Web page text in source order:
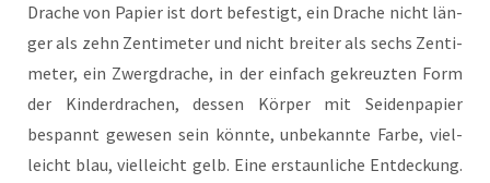
Dra­che von Papier ist dort befes­tigt, ein Dra­che nicht län­
ger als zehn Zen­ti­me­ter und nicht brei­ter als sechs Zen­ti­
me­ter, ein Zwerg­dra­che, in der ein­fach gekreuz­ten Form
der Kin­der­dra­chen, des­sen Kör­per mit Sei­den­pa­pier
bespannt gewe­sen sein könn­te, unbe­kann­te Far­be, viel­
leicht blau, viel­leicht gelb. Eine erstaun­li­che Ent­de­ckung.